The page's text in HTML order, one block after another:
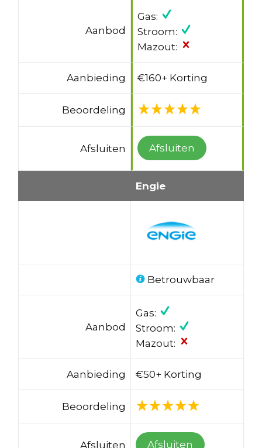
Aanbod
Gas:
Stroom:
Mazout:
Aanbieding €160+ Korting
Beoordeling
Afsluiten Afsluiten
Engie
Betrouwbaar
Aanbod
Gas:
Stroom:
Mazout:
Aanbieding €50+ Korting
Beoordeling
Afsluiten Afsluiten